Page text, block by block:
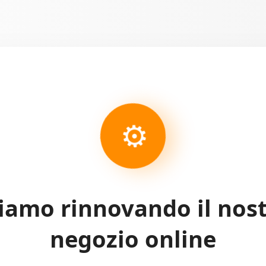
⚙
rinnovando il
negozio online